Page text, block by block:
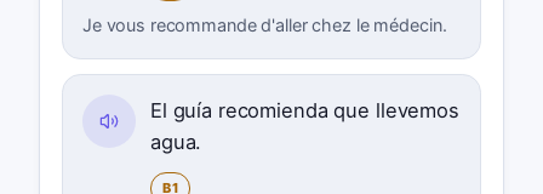
Je vous recommande d'aller chez le médecin.
El guía recomienda que llevemos
agua.
B1